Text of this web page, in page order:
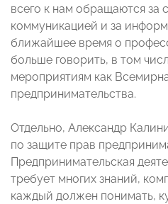
всего к нам обращаются за
коммуникацией и за
ближайшее время о
больше говорить, в том
мероприятиям как
предпринимательства.
Отдельно, Александр
по защите прав
Предпринимательская
требует многих знаний,
каждый должен понимать,